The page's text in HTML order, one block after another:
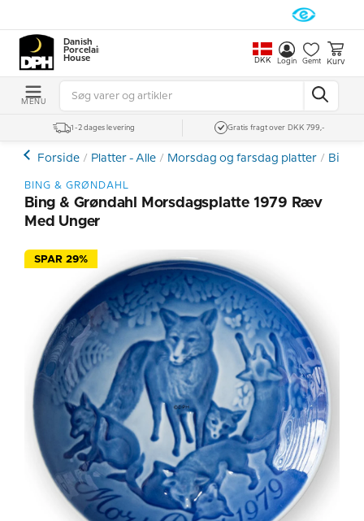
Danish
Porcelain
House
DKK Login Gemt Kurv
MENU
1-2 dages levering Gratis fragt over DKK 799,-
Forside Platter - Alle Morsdag og farsdag platter Bing
BING & GRØNDAHL
Bing & Grøndahl Morsdagsplatte 1979 Ræv
Med Unger
SPAR 29%